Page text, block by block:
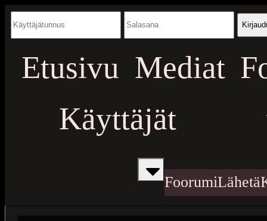
Etusivu Mediat
Käyttäjät
FoorumiLähetä